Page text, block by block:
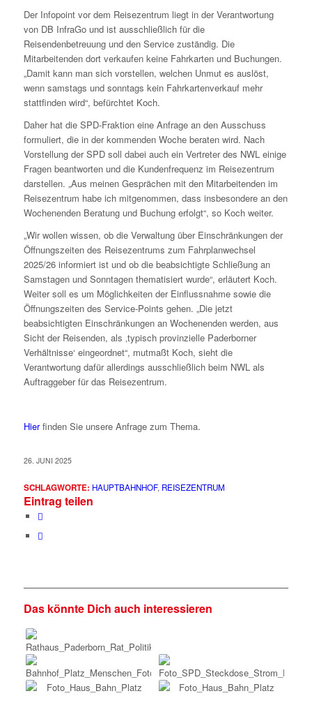
Der Infopoint vor dem Reisezentrum liegt in der Verantwortung
von DB InfraGo und ist ausschließlich für die
Reisendenbetreuung und den Service zuständig. Die
Mitarbeitenden dort verkaufen keine Fahrkarten und Buchungen.
„Damit kann man sich vorstellen, welchen Unmut es auslöst,
wenn samstags und sonntags kein Fahrkartenverkauf mehr
stattfinden wird“, befürchtet Koch.
Daher hat die SPD-Fraktion eine Anfrage an den Ausschuss
formuliert, die in der kommenden Woche beraten wird. Nach
Vorstellung der SPD soll dabei auch ein Vertreter des NWL einige
Fragen beantworten und die Kundenfrequenz im Reisezentrum
darstellen. „Aus meinen Gesprächen mit den Mitarbeitenden im
Reisezentrum habe ich mitgenommen, dass insbesondere an den
Wochenenden Beratung und Buchung erfolgt“, so Koch weiter.
„Wir wollen wissen, ob die Verwaltung über Einschränkungen der
Öffnungszeiten des Reisezentrums zum Fahrplanwechsel
2025/26 informiert ist und ob die beabsichtigte Schließung an
Samstagen und Sonntagen thematisiert wurde“, erläutert Koch.
Weiter soll es um Möglichkeiten der Einflussnahme sowie die
Öffnungszeiten des Service-Points gehen. „Die jetzt
beabsichtigten Einschränkungen an Wochenenden werden, aus
Sicht der Reisenden, als ‚typisch provinzielle Paderborner
Verhältnisse‘ eingeordnet“, mutmaßt Koch, sieht die
Verantwortung dafür allerdings ausschließlich beim NWL als
Auftraggeber für das Reisezentrum.
Hierfinden Sie unsere Anfrage zum Thema.
26. JUNI 2025
SCHLAGWORTE: HAUPTBAHNHOF, REISEZENTRUM
Eintrag teilen
Das könnte Dich auch interessieren